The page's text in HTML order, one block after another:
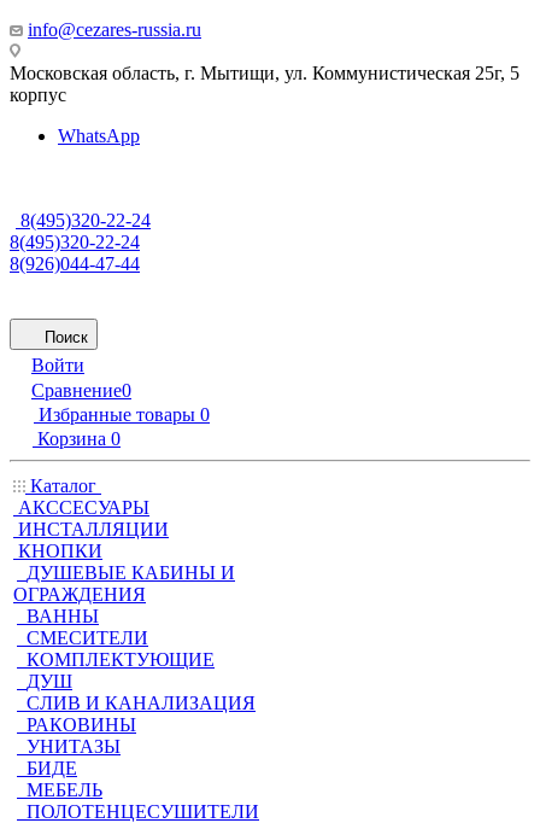
info@cezares-russia.ru
Московская область, г. Мытищи, ул. Коммунистическая 25г, 5
корпус
WhatsApp
8(495)320-22-24
8(495)320-22-24
8(926)044-47-44
Поиск
Войти
Сравнение0
Избранные товары 0
Корзина 0
Каталог
АКССЕСУАРЫ
ИНСТАЛЛЯЦИИ
КНОПКИ
ДУШЕВЫЕ КАБИНЫ И
ОГРАЖДЕНИЯ
ВАННЫ
СМЕСИТЕЛИ
КОМПЛЕКТУЮЩИЕ
ДУШ
СЛИВ И КАНАЛИЗАЦИЯ
РАКОВИНЫ
УНИТАЗЫ
БИДЕ
МЕБЕЛЬ
ПОЛОТЕНЦЕСУШИТЕЛИ